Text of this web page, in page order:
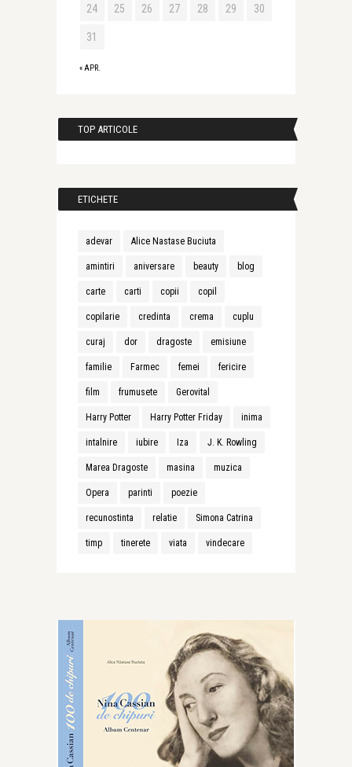
« APR.
24 25 26 27 28 29 30
31
TOP ARTICOLE
ETICHETE
adevar Alice Nastase Buciuta
amintiri aniversare beauty blog
carte carti copii copil
copilarie credinta crema cuplu
curaj dor dragoste emisiune
familie Farmec femei fericire
film frumusete Gerovital
Harry Potter Harry Potter Friday inima
intalnire iubire Iza J. K. Rowling
Marea Dragoste masina muzica
Opera parinti poezie
recunostinta relatie Simona Catrina
timp tinerete viata vindecare